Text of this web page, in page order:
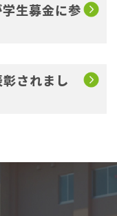
生募金に参
されまし